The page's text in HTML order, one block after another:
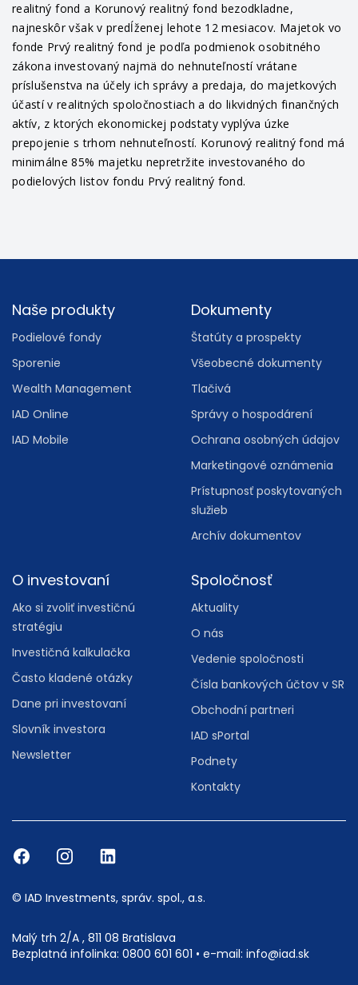
realitný fond a Korunový realitný fond bezodkladne,
najneskôr však v predĺženej lehote 12 mesiacov. Majetok vo
fonde Prvý realitný fond je podľa podmienok osobitného
zákona investovaný najmä do nehnuteľností vrátane
príslušenstva na účely ich správy a predaja, do majetkových
účastí v realitných spoločnostiach a do likvidných finančných
aktív, z ktorých ekonomickej podstaty vyplýva úzke
prepojenie s trhom nehnuteľností. Korunový realitný fond má
minimálne 85% majetku nepretržite investovaného do
podielových listov fondu Prvý realitný fond.
Footer
Naše produkty
Podielové fondy
Sporenie
Wealth Management
IAD Online
IAD Mobile
Dokumenty
Štatúty a prospekty
Všeobecné dokumenty
Tlačivá
Správy o hospodárení
Ochrana osobných údajov
Marketingové oznámenia
Prístupnosť poskytovaných
služieb
Archív dokumentov
O investovaní
Ako si zvoliť investičnú
stratégiu
Investičná kalkulačka
Často kladené otázky
Dane pri investovaní
Slovník investora
Newsletter
Spoločnosť
Aktuality
O nás
Vedenie spoločnosti
Čísla bankových účtov v SR
Obchodní partneri
IAD sPortal
Podnety
Kontakty
© IAD Investments, správ. spol., a.s.
Malý trh 2/A , 811 08 Bratislava
Bezplatná infolinka: 0800 601 601 • e-mail: info@iad.sk